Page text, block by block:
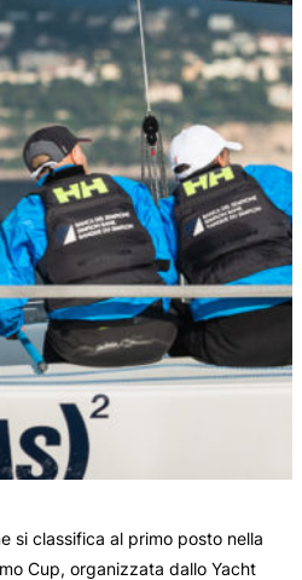
si classifica al primo posto nella
Cup, organizzata dallo Yacht